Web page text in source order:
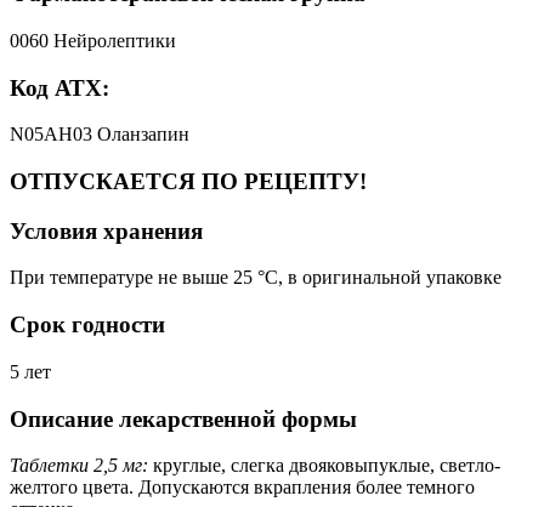
0060 Нейролептики
Код АТХ:
N05AH03 Оланзапин
ОТПУСКАЕТСЯ ПО РЕЦЕПТУ!
Условия хранения
При температуре не выше 25 °C, в оригинальной упаковке
Срок годности
5 лет
Описание лекарственной формы
Таблетки 2,5 мг: круглые, слегка двояковыпуклые, светло-
желтого цвета. Допускаются вкрапления более темного